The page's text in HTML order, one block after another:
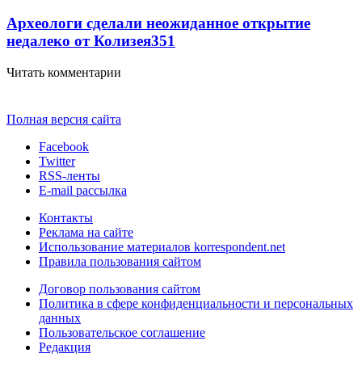
Археологи сделали неожиданное открытие
недалеко от Колизея351
Читать комментарии
Полная версия сайта
Facebook
Twitter
RSS-ленты
E-mail рассылка
Контакты
Реклама на сайте
Использование материалов korrespondent.net
Правила пользования сайтом
Договор пользования сайтом
Политика в сфере конфиденциальности и персональных
данных
Пользовательское соглашение
Редакция